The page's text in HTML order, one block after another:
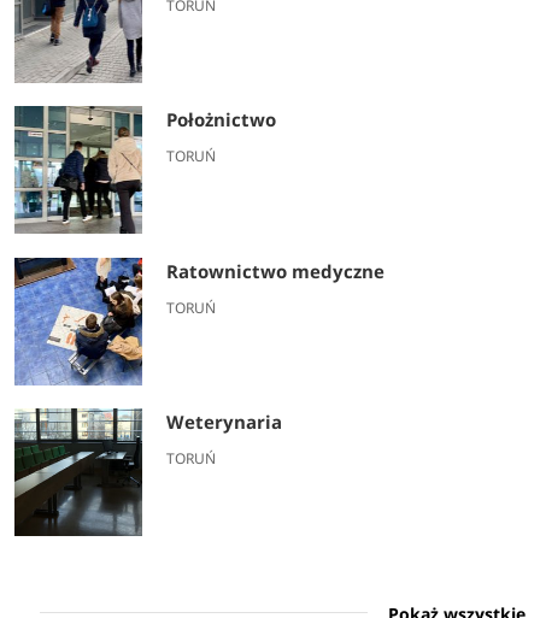
TORUŃ
Położnictwo
TORUŃ
Ratownictwo medyczne
TORUŃ
Weterynaria
TORUŃ
Pokaż wszystkie